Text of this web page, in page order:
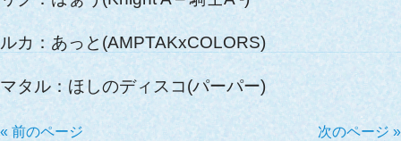
ルカ：あっと(AMPTAKxCOLORS)
マタル：ほしのディスコ(パーパー)
« 前のページ 次のページ »